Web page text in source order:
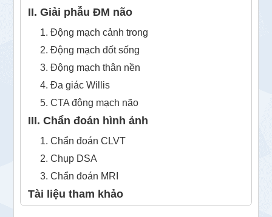
II. Giải phẫu ĐM não
1. Động mạch cảnh trong
2. Động mạch đốt sống
3. Động mạch thân nền
4. Đa giác Willis
5. CTA động mạch não
III. Chẩn đoán hình ảnh
1. Chẩn đoán CLVT
2. Chụp DSA
3. Chẩn đoán MRI
Tài liệu tham khảo